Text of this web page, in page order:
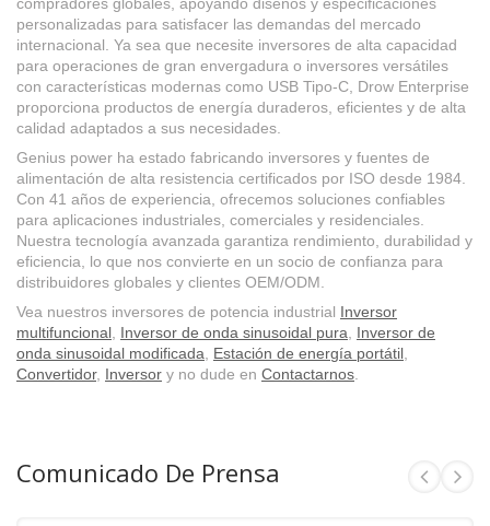
compradores globales, apoyando diseños y especificaciones
personalizadas para satisfacer las demandas del mercado
internacional. Ya sea que necesite inversores de alta capacidad
para operaciones de gran envergadura o inversores versátiles
con características modernas como USB Tipo-C, Drow Enterprise
proporciona productos de energía duraderos, eficientes y de alta
calidad adaptados a sus necesidades.
Genius power ha estado fabricando inversores y fuentes de
alimentación de alta resistencia certificados por ISO desde 1984.
Con 41 años de experiencia, ofrecemos soluciones confiables
para aplicaciones industriales, comerciales y residenciales.
Nuestra tecnología avanzada garantiza rendimiento, durabilidad y
eficiencia, lo que nos convierte en un socio de confianza para
distribuidores globales y clientes OEM/ODM.
Vea nuestros inversores de potencia industrial
Inversor
multifuncional , Inversor de onda sinusoidal pura,
Inversor de
onda sinusoidal modificada, Estación de energía portátil ,
Convertidor, Inversor y no dude en Contactarnos.
Comunicado De Prensa